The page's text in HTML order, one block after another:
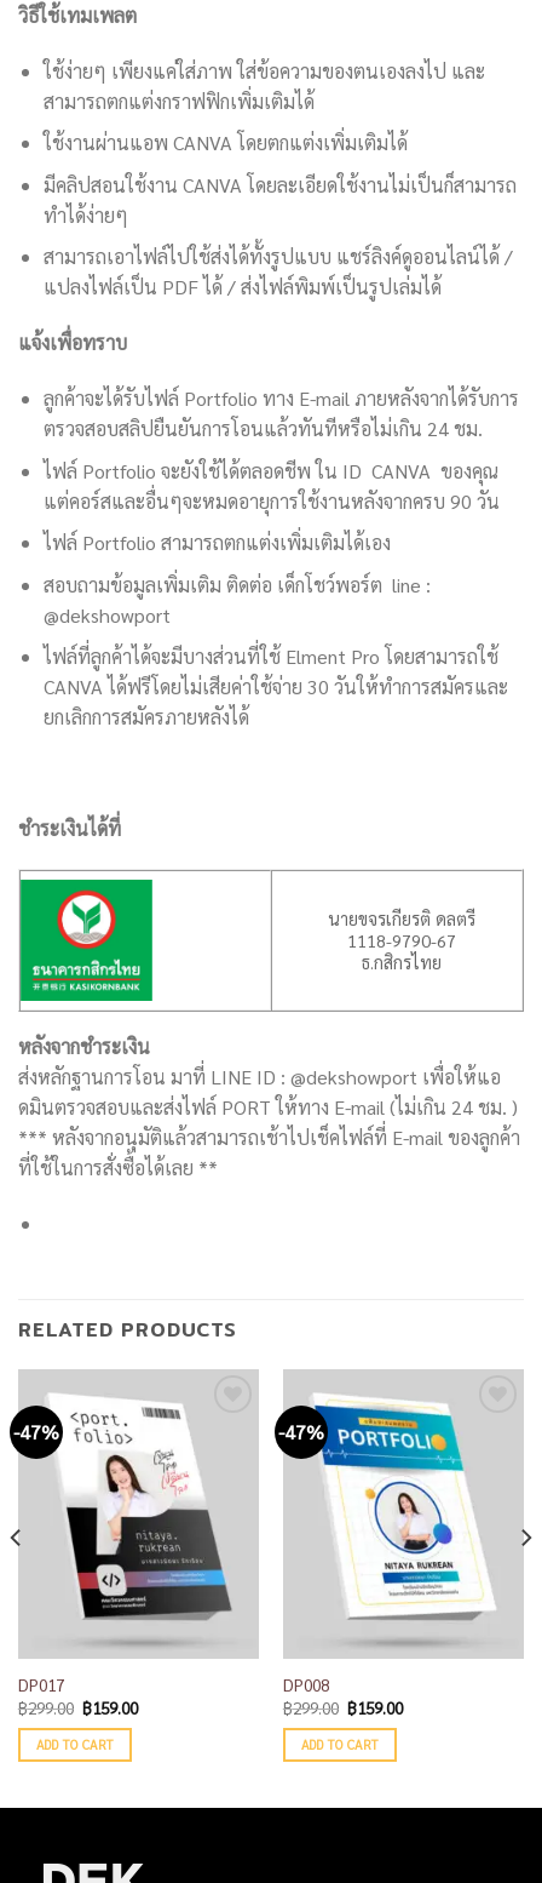
วิธีใช้เทมเพลต
ใช้ง่ายๆ เพียงแค่ใส่ภาพ ใส่ข้อความของตนเองลงไป และ
สามารถตกแต่งกราฟฟิกเพิ่มเติมได้
ใช้งานผ่านแอพ CANVA โดยตกแต่งเพิ่มเติมได้
มีคลิปสอนใช้งาน CANVA โดยละเอียดใช้งานไม่เป็นก็สามารถ
ทำได้ง่ายๆ
สามารถเอาไฟล์ไปใช้ส่งได้ทั้งรูปแบบ แชร์ลิงค์ดูออนไลน์ได้ /
แปลงไฟล์เป็น PDF ได้ / ส่งไฟล์พิมพ์เป็นรูปเล่มได้
แจ้งเพื่อทราบ
ลูกค้าจะได้รับไฟล์ Portfolio ทาง E-mail ภายหลังจากได้รับการ
ตรวจสอบสลิปยืนยันการโอนแล้วทันทีหรือไม่เกิน 24 ชม.
ไฟล์ Portfolio จะยังใช้ได้ตลอดชีพ ใน ID CANVA ของคุณ
แต่คอร์สและอื่นๆจะหมดอายุการใช้งานหลังจากครบ 90 วัน
ไฟล์ Portfolio สามารถตกแต่งเพิ่มเติมได้เอง
สอบถามข้อมูลเพิ่มเติม ติดต่อ เด็กโชว์พอร์ต line :
@dekshowport
ไฟล์ที่ลูกค้าได้จะมีบางส่วนที่ใช้ Elment Pro โดยสามารถใช้
CANVA ได้ฟรีโดยไม่เสียค่าใช้จ่าย 30 วันให้ทำการสมัครและ
ยกเลิกการสมัครภายหลังได้
ชำระเงินได้ที่
นายขจรเกียรติ ดลตรี
1118-9790-67
ธ.กสิกรไทย
หลังจากชำระเงิน
ส่งหลักฐานการโอน มาที่ LINE ID : @dekshowport เพื่อให้แอ
ดมินตรวจสอบและส่งไฟล์ PORT ให้ทาง E-mail (ไม่เกิน 24 ชม. )
*** หลังจากอนุมัติแล้วสามารถเช้าไปเช็คไฟล์ที่ E-mail ของลูกค้า
ที่ใช้ในการสั่งซื้อได้เลย **
RELATED PRODUCTS
-47%
DP017
฿299.00 ฿159.00
ADD TO CART
-47%
DP008
฿299.00 ฿159.00
ADD TO CART